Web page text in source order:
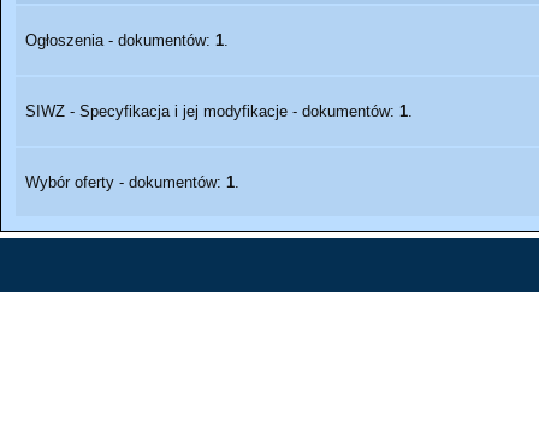
Ogłoszenia - dokumentów: 1
SIWZ - Specyfikacja i jej modyfikacje - dokumentów: 1
Wybór oferty - dokumentów: 1